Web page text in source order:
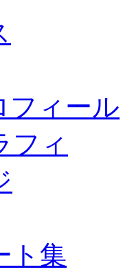
フィール
フィ
ト集